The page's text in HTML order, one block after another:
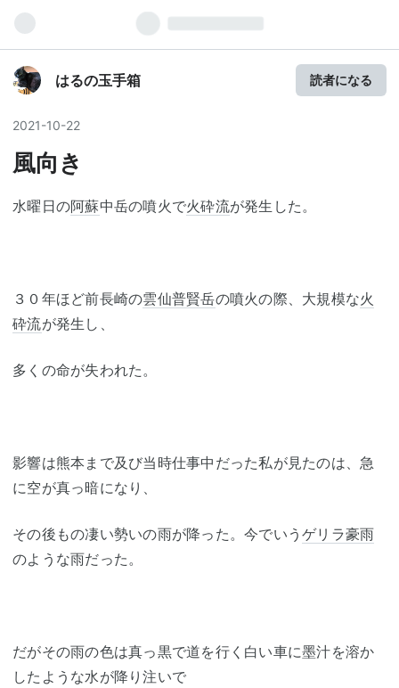
はるの玉手箱 読者になる
2021-10-22
風向き
水曜日の阿蘇中岳の噴火で火砕流が発生した。
３０年ほど前長崎の雲仙普賢岳の噴火の際、大規模な火
砕流が発生し、
多くの命が失われた。
影響は熊本まで及び当時仕事中だった私が見たのは、急
に空が真っ暗になり、
その後もの凄い勢いの雨が降った。今でいう ゲリラ豪雨
のような雨だった。
だがその雨の色は真っ黒で道を行く白い車に墨汁を溶か
したような水が降り注いで